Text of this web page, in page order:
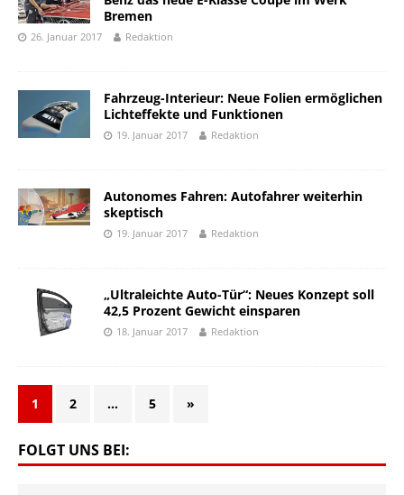
Bremen
26. Januar 2017 Redaktion
Fahrzeug-Interieur: Neue Folien ermöglichen
Lichteffekte und Funktionen
19. Januar 2017 Redaktion
Autonomes Fahren: Autofahrer weiterhin
skeptisch
19. Januar 2017 Redaktion
„Ultraleichte Auto-Tür“: Neues Konzept soll
42,5 Prozent Gewicht einsparen
18. Januar 2017 Redaktion
1 2 … 5 »
FOLGT UNS BEI: